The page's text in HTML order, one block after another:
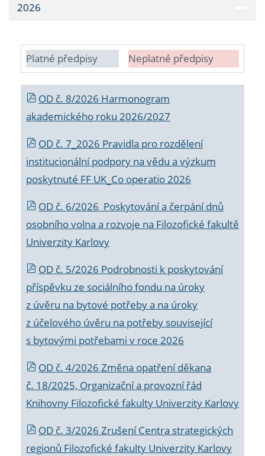
2026
Platné předpisy Neplatné předpisy
OD č. 8/2026 Harmonogram
akademického roku 2026/2027
OD č. 7_2026 Pravidla pro rozdělení
institucionální podpory na vědu a výzkum
poskytnuté FF UK_Co operatio 2026
OD č. 6/2026 Poskytování a čerpání dnů
osobního volna a rozvoje na Filozofické fakultě
Univerzity Karlovy
OD č. 5/2026 Podrobnosti k poskytování
příspěvku ze sociálního fondu na úroky
z úvěru na bytové potřeby a na úroky
z účelového úvěru na potřeby související
s bytovými potřebami v roce 2026
OD č. 4/2026 Změna opatření děkana
č. 18/2025, Organizační a provozní řád
Knihovny Filozofické fakulty Univerzity Karlovy
OD č. 3/2026 Zrušení Centra strategických
regionů Filozofické fakulty Univerzity Karlovy